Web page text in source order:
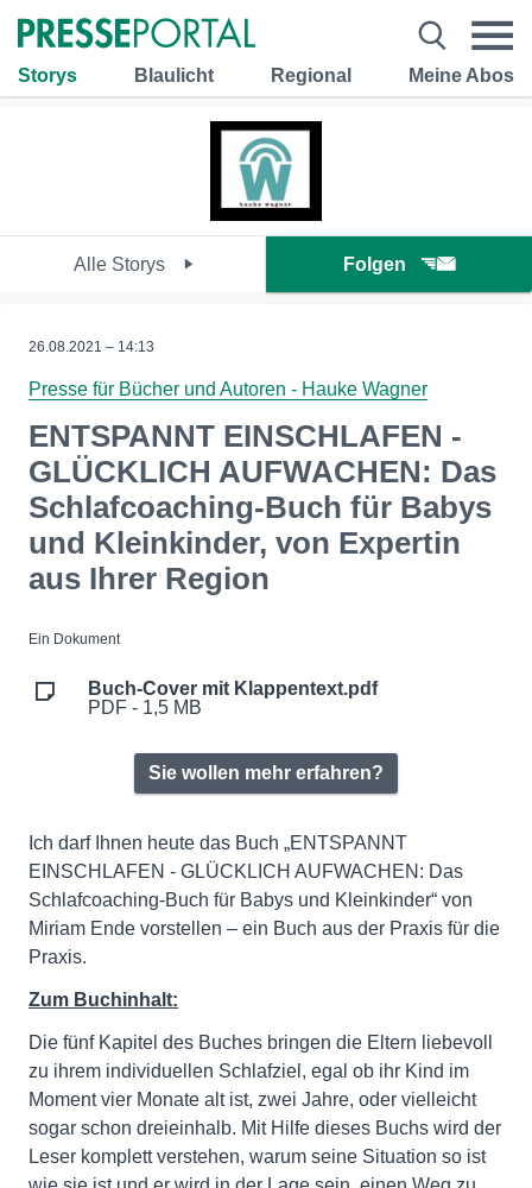
Storys Blaulicht Regional Meine Abos
Alle Storys Folgen
26.08.2021 – 14:13
Presse für Bücher und Autoren - Hauke Wagner
ENTSPANNT EINSCHLAFEN -
GLÜCKLICH AUFWACHEN: Das
Schlafcoaching-Buch für Babys
und Kleinkinder, von Expertin
aus Ihrer Region
Ein Dokument
Buch-Cover mit Klappentext.pdf
PDF - 1,5 MB
Sie wollen mehr erfahren?
Ich darf Ihnen heute das Buch „ENTSPANNT
EINSCHLAFEN - GLÜCKLICH AUFWACHEN: Das
Schlafcoaching-Buch für Babys und Kleinkinder“ von
Miriam Ende vorstellen – ein Buch aus der Praxis für die
Praxis.
Zum Buchinhalt:
Die fünf Kapitel des Buches bringen die Eltern liebevoll
zu ihrem individuellen Schlafziel, egal ob ihr Kind im
Moment vier Monate alt ist, zwei Jahre, oder vielleicht
sogar schon dreieinhalb. Mit Hilfe dieses Buchs wird der
Leser komplett verstehen, warum seine Situation so ist